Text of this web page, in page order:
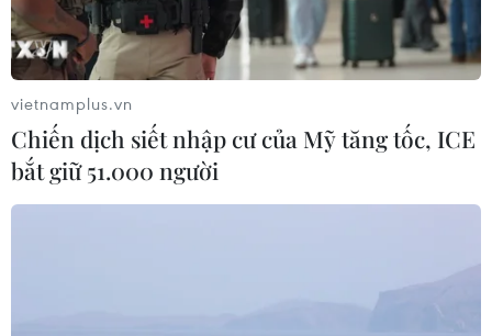
vietnamplus.vn
Chiến dịch siết nhập cư của Mỹ tăng tốc, ICE
bắt giữ 51.000 người